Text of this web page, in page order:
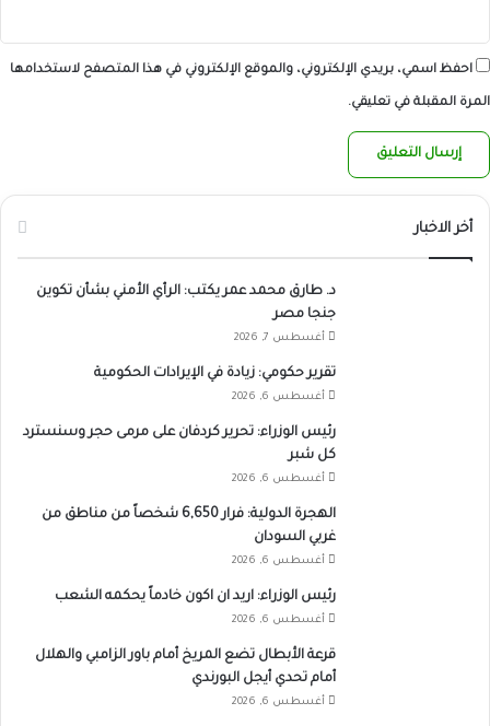
احفظ اسمي، بريدي الإلكتروني، والموقع الإلكتروني في هذا المتصفح لاستخدامها
المرة المقبلة في تعليقي.
أخر الاخبار
د. طارق محمد عمر يكتب: الرأي الأمني بشأن تكوين
جنجا مصر
أغسطس 7, 2026
تقرير حكومي: زيادة في الإيرادات الحكومية
أغسطس 6, 2026
رئيس الوزراء: تحرير كردفان على مرمى حجر وسنسترد
كل شبر
أغسطس 6, 2026
الهجرة الدولية: فرار 6,650 شخصاً من مناطق من
غربي السودان
أغسطس 6, 2026
رئيس الوزراء: اريد ان اكون خادماً يحكمه الشعب
أغسطس 6, 2026
قرعة الأبطال تضع المريخ أمام باور الزامبي والهلال
أمام تحدي أيجل البورندي
أغسطس 6, 2026